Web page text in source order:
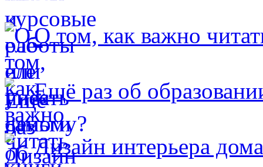
О том, как важно
Ещё раз об
Дизайн интерьера дома